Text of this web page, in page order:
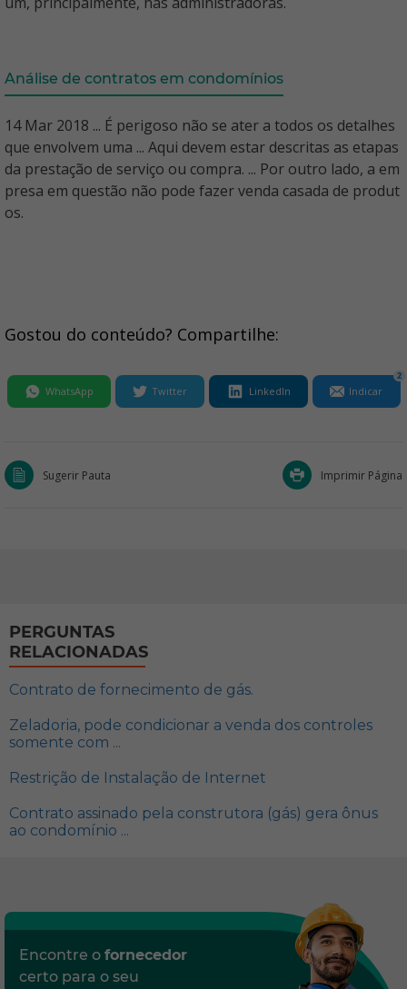
Análise de contratos em condomínios
14 Mar 2018 ... É perigoso não se ater a todos os detalhes
que envolvem uma ... Aqui devem estar descritas as etapas
da prestação de serviço ou compra. ... Por outro lado, a em
presa em questão não pode fazer venda casada de produt
os.
Gostou do conteúdo? Compartilhe:
WhatsApp Twitter LinkedIn Indicar
2
Sugerir Pauta Imprimir Página
PERGUNTAS
RELACIONADAS
Contrato de fornecimento de gás.
Zeladoria, pode condicionar a venda dos controles
somente com ...
Restrição de Instalação de Internet
Contrato assinado pela construtora (gás) gera ônus
ao condomínio ...
Encontre o fornecedor
certo para o seu